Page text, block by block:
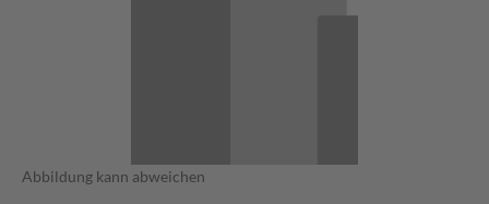
Abbildung kann abweichen